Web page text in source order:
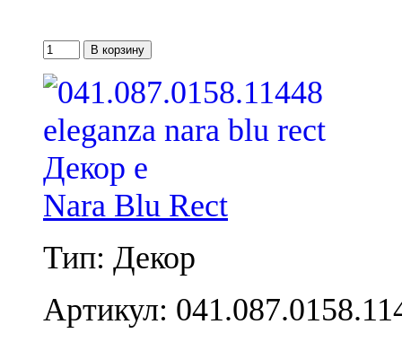
Nara Blu Rect
Тип: Декор
Артикул: